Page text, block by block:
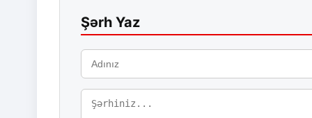
Şərh Yaz